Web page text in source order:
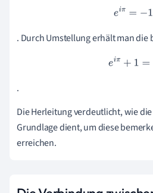
ei π= −1
. Durch Umstellung erhält man
e iπ+1 =0
.
Die Herleitung verdeutlicht, wie
Grundlage dient, um diese
erreichen.